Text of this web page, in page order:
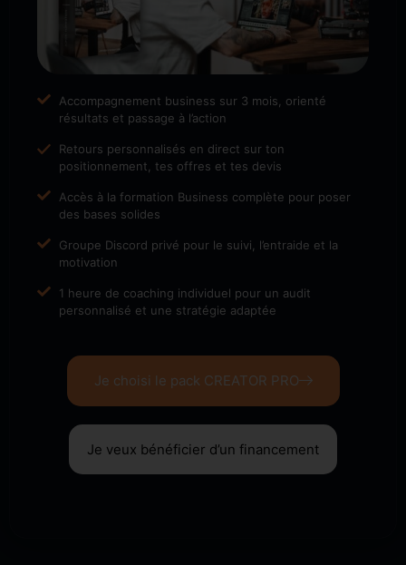
Accompagnement business sur 3 mois, orienté
résultats et passage à l’action
Retours personnalisés en direct sur ton
positionnement, tes offres et tes devis
Accès à la formation Business complète pour poser
des bases solides
Groupe Discord privé pour le suivi, l’entraide et la
motivation
1 heure de coaching individuel pour un audit
personnalisé et une stratégie adaptée
Je choisi le pack CREATOR PRO
Je veux bénéficier d’un financement